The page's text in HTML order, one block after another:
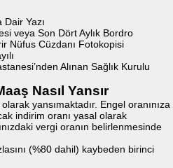
Dair Yazı
veya Son Dört Aylık Bordro
Nüfus Cüzdanı Fotokopisi
Alınan Sağlık Kurulu
Nasıl Yansır
yansımaktadır. Engel oranınıza
indirim oranı yasal olarak
vergi oranın belirlenmesinde
(%80 dahil) kaybeden birinci